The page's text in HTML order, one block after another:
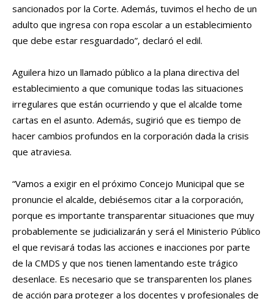
sancionados por la Corte. Además, tuvimos el hecho de un
adulto que ingresa con ropa escolar a un establecimiento
que debe estar resguardado”, declaró el edil.
Aguilera hizo un llamado público a la plana directiva del
establecimiento a que comunique todas las situaciones
irregulares que están ocurriendo y que el alcalde tome
cartas en el asunto. Además, sugirió que es tiempo de
hacer cambios profundos en la corporación dada la crisis
que atraviesa.
“Vamos a exigir en el próximo Concejo Municipal que se
pronuncie el alcalde, debiésemos citar a la corporación,
porque es importante transparentar situaciones que muy
probablemente se judicializarán y será el Ministerio Público
el que revisará todas las acciones e inacciones por parte
de la CMDS y que nos tienen lamentando este trágico
desenlace. Es necesario que se transparenten los planes
de acción para proteger a los docentes y profesionales de